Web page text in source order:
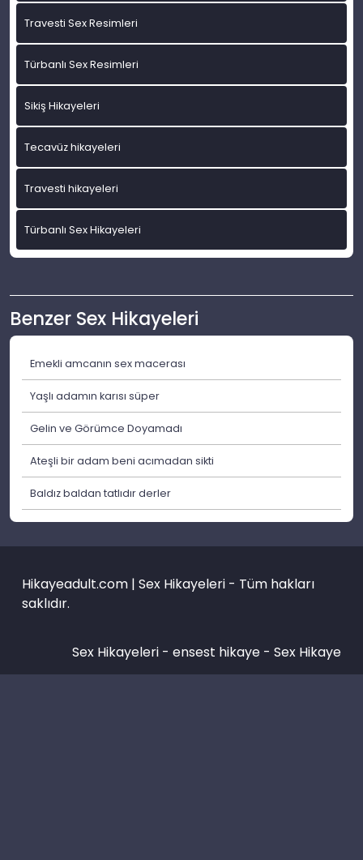
Travesti Sex Resimleri
Türbanlı Sex Resimleri
Sikiş Hikayeleri
Tecavüz hikayeleri
Travesti hikayeleri
Türbanlı Sex Hikayeleri
Benzer Sex Hikayeleri
Emekli amcanın sex macerası
Yaşlı adamın karısı süper
Gelin ve Görümce Doyamadı
Ateşli bir adam beni acımadan sikti
Baldız baldan tatlıdır derler
Hikayeadult.com | Sex Hikayeleri - Tüm hakları
saklıdır.
Sex Hikayeleri - ensest hikaye - Sex Hikaye